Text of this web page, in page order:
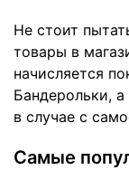
Не стоит
товары в
начисляется
Бандерольки,
в случае с
Самые